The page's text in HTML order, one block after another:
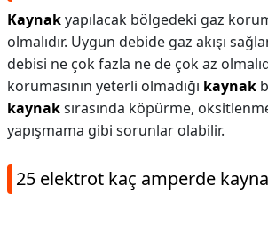
Kaynakyapılacak bölgedeki gaz
olmalıdır. Uygun debide gaz akışı
debisi ne çok fazla ne de çok az
korumasının yeterli olmadığı kaynak
kaynaksırasında köpürme,
yapışmama gibi sorunlar olabilir.
25 elektrot kaç amperde